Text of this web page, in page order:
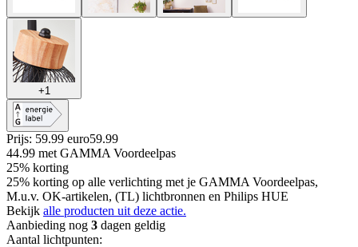
+1
Prijs: 59.99 euro59.99
44.99 met GAMMA Voordeelpas
25% korting
25% korting op alle verlichting met je GAMMA Voordeelpas,
M.u.v. OK-artikelen, (TL) lichtbronnen en Philips HUE
Bekijk alle producten uit deze actie.
Aanbieding nog 3 dagen geldig
Aantal lichtpunten: